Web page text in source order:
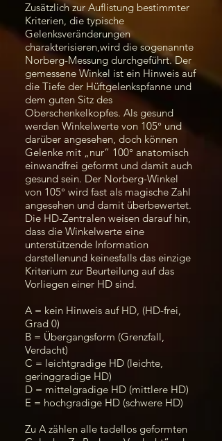
Zusätzlich zur Auflistung bestimmter
Kriterien, die typische
Gelenksveränderungen
charakterisieren,wird die sogenannte
Norberg-Messung durchgeführt. Der
gemessene Winkel ist ein Hinweis auf
die Tiefe der Hüftgelenkspfanne und
dem guten Sitz des
Oberschenkelkopfes. Als gesund
werden Winkelwerte von 105° und
darüber angesehen, doch können
Gelenke mit „nur“ 100° anatomisch
einwandfrei geformt und damit auch
gesund sein. Der Norberg-Winkel
von 105° wird fast als magische Zahl
angesehen und damit überbewertet.
Die HD-Zentralen weisen darauf hin,
dass die Winkelwerte eine
unterstützende Information
darstellenund keinesfalls das einzige
Kriterium zur Beurteilung auf das
Vorliegen einer HD sind.
A = kein Hinweis auf HD, (HD-frei,
Grad 0)
B = Übergangsform (Grenzfall,
Verdacht)
C = leichtgradige HD (leichte,
geringgradige HD)
D = mittelgradige HD (mittlere HD)
E = hochgradige HD (schwere HD)
Zu A zählen alle tadellos geformten